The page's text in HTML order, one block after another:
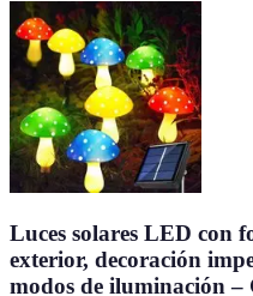
Luces solares LED con
exterior, decoración
modos de iluminación